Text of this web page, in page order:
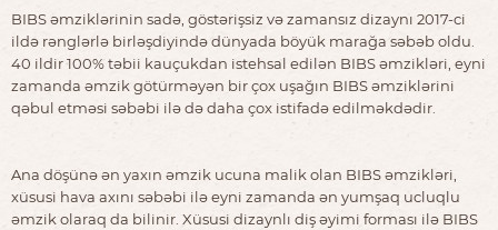
BIBS əmziklərinin sadə, göstərişsiz və zamansız dizaynı 2017-ci
ildə rənglərlə birləşdiyində dünyada böyük marağa səbəb oldu.
40 ildir 100% təbii kauçukdan istehsal edilən BIBS əmzikləri, eyni
zamanda əmzik götürməyən bir çox uşağın BIBS əmziklərini
qəbul etməsi səbəbi ilə də daha çox istifadə edilməkdədir.
Ana döşünə ən yaxın əmzik ucuna malik olan BIBS əmzikləri,
xüsusi hava axını səbəbi ilə eyni zamanda ən yumşaq ucluqlu
əmzik olaraq da bilinir. Xüsusi dizaynlı diş əyimi forması ilə BIBS